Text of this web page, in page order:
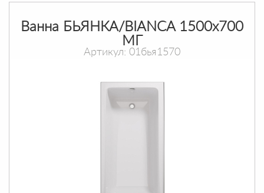
Ванна БЬЯНКА/BIANCA 1500х700
МГ
Артикул: 01бья1570